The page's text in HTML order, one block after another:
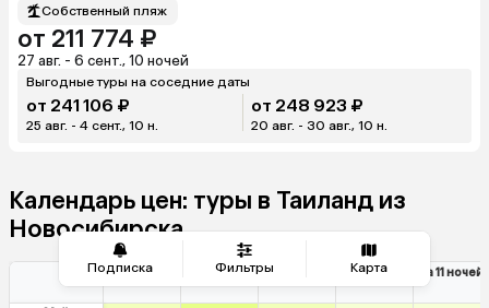
Подписка Фильтры Карта
Собственный пляж
от 211 774 ₽
27 авг. - 6 сент., 10 ночей
Выгодные туры на соседние даты
от 241 106 ₽
25 авг. - 4 сент., 10 н.
от 248 923 ₽
20 авг. - 30 авг., 10 н.
Календарь цен: туры в Таиланд из
Новосибирска
на 7 ночей на 8 ночей на 9 ночей на 10 ночей на 11 ночей